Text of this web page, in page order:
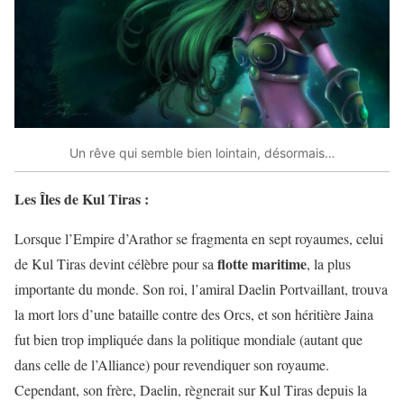
Un rêve qui semble bien lointain, désormais…
Les Îles de Kul Tiras :
Lorsque l’Empire d’Arathor se fragmenta en sept royaumes, celui
de Kul Tiras devint célèbre pour saflotte maritime, la plus
importante du monde. Son roi, l’amiral Daelin Portvaillant, trouva
la mort lors d’une bataille contre des Orcs, et son héritière Jaina
fut bien trop impliquée dans la politique mondiale (autant que
dans celle de l’Alliance) pour revendiquer son royaume.
Cependant, son frère, Daelin, règnerait sur Kul Tiras depuis la